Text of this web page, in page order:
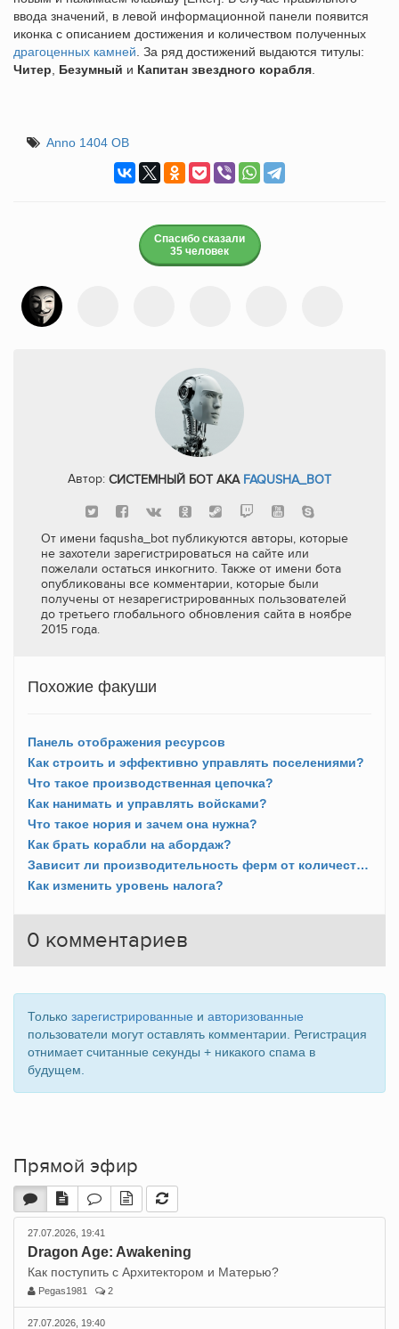
ввода значений, в левой информационной панели появится
иконка с описанием достижения и количеством полученных
драгоценных камней . За ряд достижений выдаются титулы:
Читер
Безумный и Капитан звездного корабля
Anno 1404 ОВ
Спасибо сказали
35 человек
Автор: СИСТЕМНЫЙ БОТ AKA FAQUSHA_BOT
От имени faqusha_bot публикуются авторы, которые
не захотели зарегистрироваться на сайте или
пожелали остаться инкогнито. Также от имени бота
опубликованы все комментарии, которые были
получены от незарегистрированных пользователей
до третьего глобального обновления сайта в ноябре
2015 года.
Похожие факуши
Панель отображения ресурсов
Как строить и эффективно управлять поселениями?
Что такое производственная цепочка?
Как нанимать и управлять войсками?
Что такое нория и зачем она нужна?
Как брать корабли на абордаж?
Зависит ли производительность ферм от количества полей?
Как изменить уровень налога?
0 комментариев
Только зарегистрированные и авторизованные
пользователи могут оставлять комментарии. Регистрация
отнимает считанные секунды + никакого спама в
будущем.
Прямой эфир
27.07.2026, 19:41
Dragon Age: Awakening
Как поступить с Архитектором и Матерью?
Pegas1981 2
27.07.2026, 19:40